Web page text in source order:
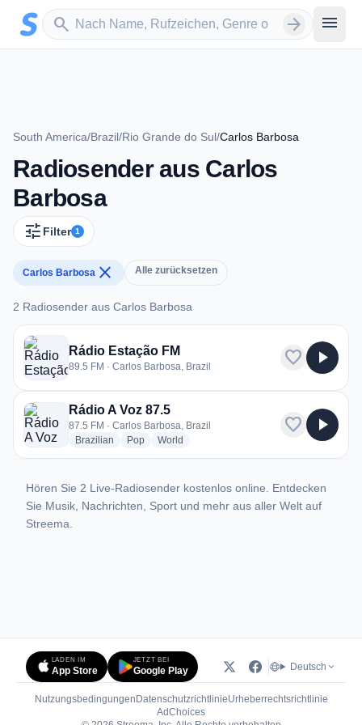
Zum Hauptinhalt springen
search
Sender suchen arrow_forward menu
South America/Brazil/Rio Grande do Sul/Carlos Barbosa
Radiosender aus Carlos
Barbosa
tune Filter 1
Carlos Barbosa close Alle zurücksetzen
2 Radiosender aus Carlos Barbosa
2 Radiosender aus Carlos Barbosa
Rádio Estação FM
89.5 FM · Carlos Barbosa, Brazil favorite play_arrow
Rádio A Voz 87.5
87.5 FM · Carlos Barbosa, Brazil
Brazilian radio stations
Popradio stations
World
favorite play_arrow
Hören Sie 2 Live-Radiosender kostenlos online. Entdecken
Sie Musik, Nachrichten, Sport und mehr aus aller Welt auf
Streema.
LADEN IM
App Store
JETZT BEI
Google Play Deutsch
Nutzungsbedingungen DatenschutzrichtlinieUrheberrechtsrichtlinie
AdChoices(öffnet in neuem Tab)